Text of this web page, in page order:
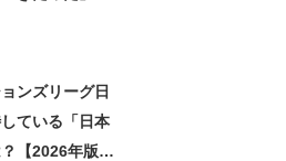
ンズリーグ日
ている「日本
【2026年版・